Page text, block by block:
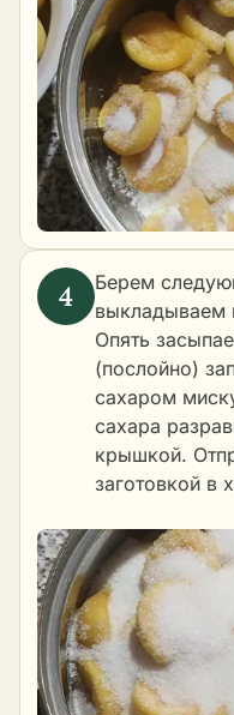
Берем
выкладываем
Опять
(послойно)
сахаром
сахара
крышкой.
заготовкой в